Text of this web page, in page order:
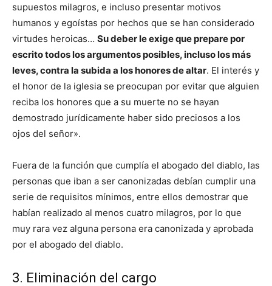
supuestos milagros, e incluso presentar motivos
humanos y egoístas por hechos que se han considerado
virtudes heroicas… Su deber le exige que prepare por
escrito todos los argumentos posibles, incluso los más
leves, contra la subida a los honores de altar. El interés y
el honor de la iglesia se preocupan por evitar que alguien
reciba los honores que a su muerte no se hayan
demostrado jurídicamente haber sido preciosos a los
ojos del señor».
Fuera de la función que cumplía el abogado del diablo, las
personas que iban a ser canonizadas debían cumplir una
serie de requisitos mínimos, entre ellos demostrar que
habían realizado al menos cuatro milagros, por lo que
muy rara vez alguna persona era canonizada y aprobada
por el abogado del diablo.
3. Eliminación del cargo